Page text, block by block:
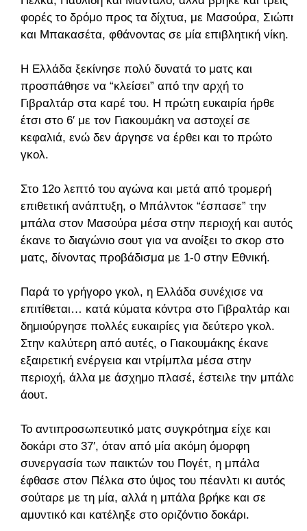
φορές το δρόμο προς τα δίχτυα, με Μασούρα, Σιώπη
και Μπακασέτα, φθάνοντας σε μία επιβλητική νίκη.
Η Ελλάδα ξεκίνησε πολύ δυνατά το ματς και
προσπάθησε να “κλείσει” από την αρχή το
Γιβραλτάρ στα καρέ του. Η πρώτη ευκαιρία ήρθε
έτσι στο 6′ με τον Γιακουμάκη να αστοχεί σε
κεφαλιά, ενώ δεν άργησε να έρθει και το πρώτο
γκολ.
Στο 12ο λεπτό του αγώνα και μετά από τρομερή
επιθετική ανάπτυξη, ο Μπάλντοκ “έσπασε” την
μπάλα στον Μασούρα μέσα στην περιοχή και αυτός
έκανε το διαγώνιο σουτ για να ανοίξει το σκορ στο
ματς, δίνοντας προβάδισμα με 1-0 στην Εθνική.
Παρά το γρήγορο γκολ, η Ελλάδα συνέχισε να
επιτίθεται… κατά κύματα κόντρα στο Γιβραλτάρ και
δημιούργησε πολλές ευκαιρίες για δεύτερο γκολ.
Στην καλύτερη από αυτές, ο Γιακουμάκης έκανε
εξαιρετική ενέργεια και ντρίμπλα μέσα στην
περιοχή, άλλα με άσχημο πλασέ, έστειλε την μπάλα
άουτ.
Το αντιπροσωπευτικό ματς συγκρότημα είχε και
δοκάρι στο 37′, όταν από μία ακόμη όμορφη
συνεργασία των παικτών του Πογέτ, η μπάλα
έφθασε στον Πέλκα στο ύψος του πέανλτι κι αυτός
σούταρε με τη μία, αλλά η μπάλα βρήκε και σε
αμυντικό και κατέληξε στο οριζόντιο δοκάρι.